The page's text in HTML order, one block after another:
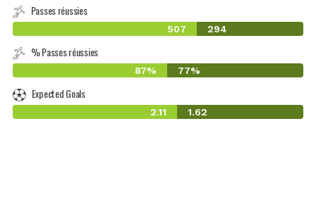
Passes réussies
507 294
% Passes réussies
87% 77%
Expected Goals
2.11 1.62